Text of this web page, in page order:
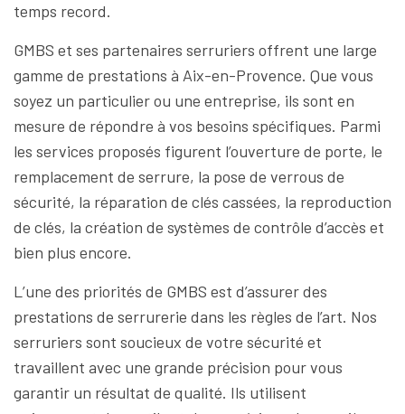
temps record.
GMBS et ses partenaires serruriers offrent une large
gamme de prestations à Aix-en-Provence. Que vous
soyez un particulier ou une entreprise, ils sont en
mesure de répondre à vos besoins spécifiques. Parmi
les services proposés figurent l’ouverture de porte, le
remplacement de serrure, la pose de verrous de
sécurité, la réparation de clés cassées, la reproduction
de clés, la création de systèmes de contrôle d’accès et
bien plus encore.
L’une des priorités de GMBS est d’assurer des
prestations de serrurerie dans les règles de l’art. Nos
serruriers sont soucieux de votre sécurité et
travaillent avec une grande précision pour vous
garantir un résultat de qualité. Ils utilisent